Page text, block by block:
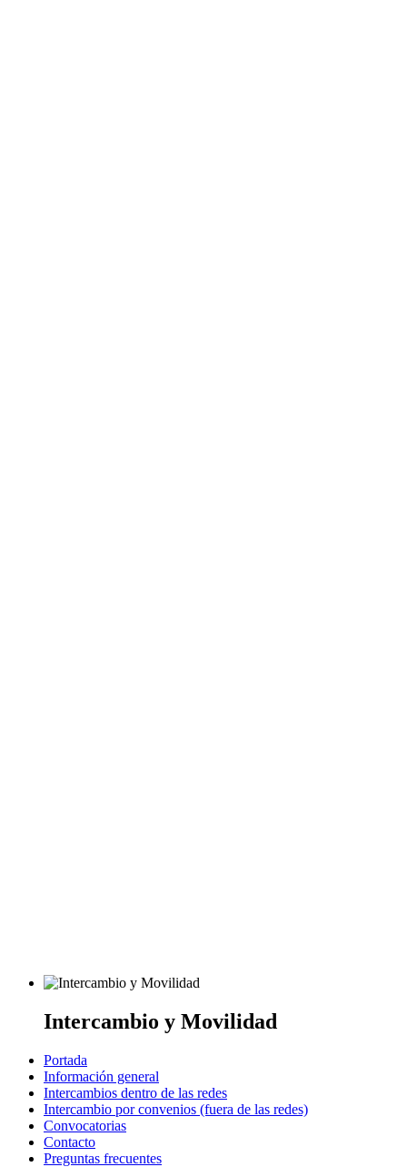
Intercambio y Movilidad
Portada
Información general
Intercambios dentro de las redes
Intercambio por convenios (fuera de las redes)
Convocatorias
Contacto
Preguntas frecuentes